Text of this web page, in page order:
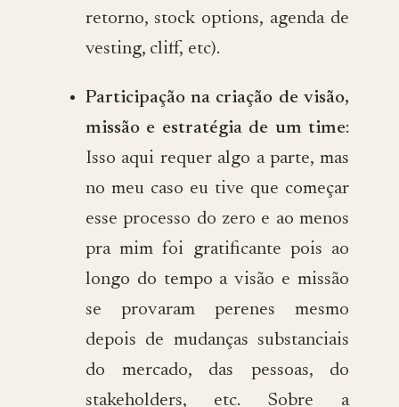
retorno, stock options, agenda de
vesting, cliff, etc).
Participação na criação de visão,
missão e estratégia de um time:
Isso aqui requer algo a parte, mas
no meu caso eu tive que começar
esse processo do zero e ao menos
pra mim foi gratificante pois ao
longo do tempo a visão e missão
se provaram perenes mesmo
depois de mudanças substanciais
do mercado, das pessoas, do
stakeholders, etc. Sobre a